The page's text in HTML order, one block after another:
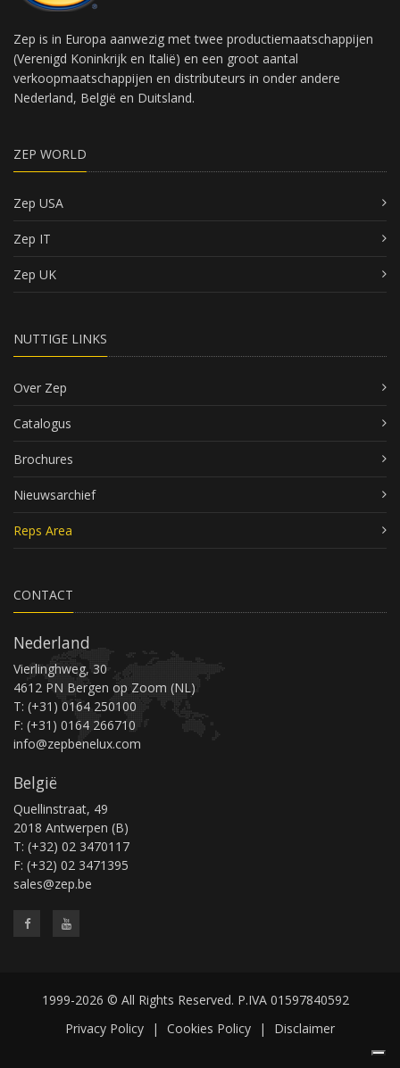
Zep is in Europa aanwezig met twee productiemaatschappijen
(Verenigd Koninkrijk en Italië) en een groot aantal
verkoopmaatschappijen en distributeurs in onder andere
Nederland, België en Duitsland.
ZEP WORLD
Zep USA
Zep IT
Zep UK
NUTTIGE LINKS
Over Zep
Catalogus
Brochures
Nieuwsarchief
Reps Area
CONTACT
Nederland
Vierlinghweg, 30
4612 PN Bergen op Zoom (NL)
T: (+31) 0164 250100
F: (+31) 0164 266710
info@zepbenelux.com
België
Quellinstraat, 49
2018 Antwerpen (B)
T: (+32) 02 3470117
F: (+32) 02 3471395
sales@zep.be
1999-2026 © All Rights Reserved. P.IVA 01597840592
Privacy Policy
| Cookies Policy | Disclaimer